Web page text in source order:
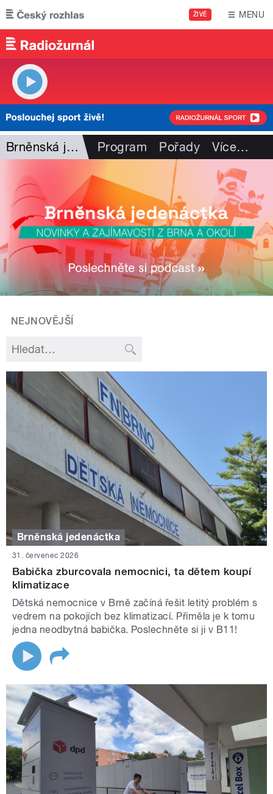
Přejít k hlavnímu obsahu
ŽIVĚ MENU
Brněnská jedenáctka Program Pořady Více…
NEJNOVĚJŠÍ
Brněnská jedenáctka
31. červenec 2026
Babička zburcovala nemocnici, ta dětem koupí
klimatizace
Dětská nemocnice v Brně začíná řešit letitý problém s
vedrem na pokojích bez klimatizací. Přiměla je k tomu
jedna neodbytná babička. Poslechněte si ji v B11!